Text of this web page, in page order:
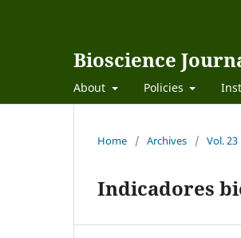
Bioscience
About Policies
Home / Archives / Vol.
Indicadores